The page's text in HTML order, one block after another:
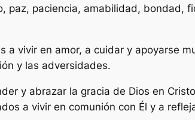
paz, paciencia, amabilidad, bondad,
a vivir en amor, a cuidar y apoyarse
y las adversidades.
y abrazar la gracia de Dios en
a vivir en comunión con Él y a